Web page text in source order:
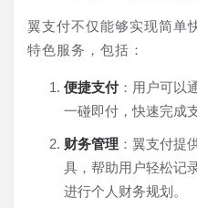
翼支付不仅能够实现简单
特色服务，包括：
便捷支付：用户可以
一碰即付，快速完成
财务管理 ：翼支付提
具，帮助用户轻松记
进行个人财务规划。